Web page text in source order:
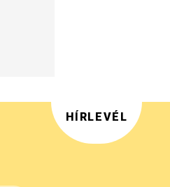
HÍRLEVÉL